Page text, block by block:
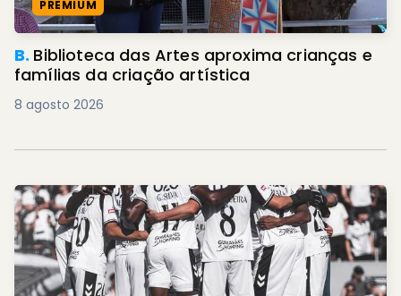
PREMIUM
B. Biblioteca das Artes aproxima crianças e
famílias da criação artística
8 agosto 2026